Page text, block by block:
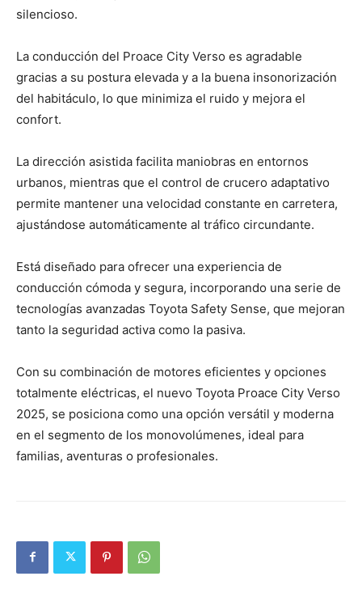
silencioso.
La conducción del Proace City Verso es agradable
gracias a su postura elevada y a la buena insonorización
del habitáculo, lo que minimiza el ruido y mejora el
confort.
La dirección asistida facilita maniobras en entornos
urbanos, mientras que el control de crucero adaptativo
permite mantener una velocidad constante en carretera,
ajustándose automáticamente al tráfico circundante.
Está diseñado para ofrecer una experiencia de
conducción cómoda y segura, incorporando una serie de
tecnologías avanzadas Toyota Safety Sense, que mejoran
tanto la seguridad activa como la pasiva.
Con su combinación de motores eficientes y opciones
totalmente eléctricas, el nuevo Toyota Proace City Verso
2025, se posiciona como una opción versátil y moderna
en el segmento de los monovolúmenes, ideal para
familias, aventuras o profesionales.